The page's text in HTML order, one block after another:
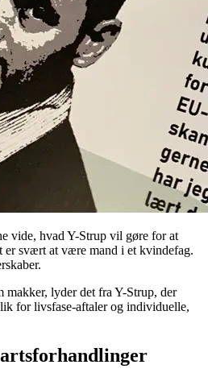
vide, hvad Y-Strup vil gøre for at
er svært at være mand i et kvindefag.
makker, lyder det fra Y-Strup, der
for livsfase-aftaler og individuelle,